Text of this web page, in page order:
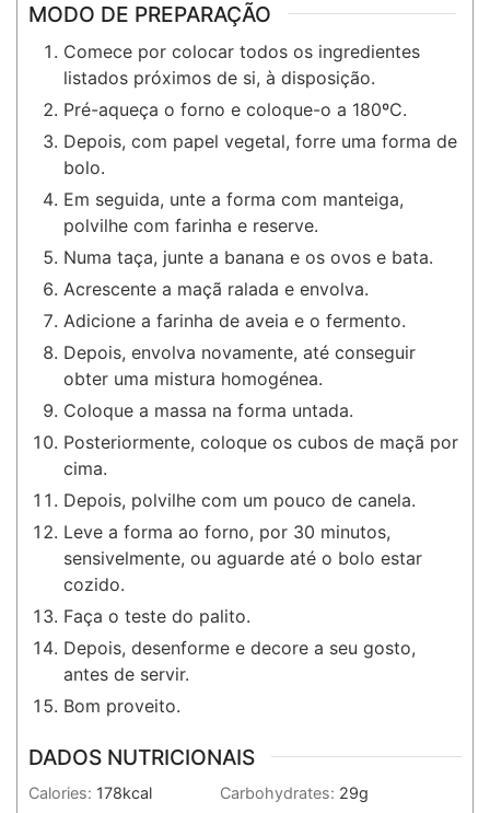
MODO DE PREPARAÇÃO
Comece por colocar todos os ingredientes
listados próximos de si, à disposição.
Pré-aqueça o forno e coloque-o a 180ºC.
Depois, com papel vegetal, forre uma forma de
bolo.
Em seguida, unte a forma com manteiga,
polvilhe com farinha e reserve.
Numa taça, junte a banana e os ovos e bata.
Acrescente a maçã ralada e envolva.
Adicione a farinha de aveia e o fermento.
Depois, envolva novamente, até conseguir
obter uma mistura homogénea.
Coloque a massa na forma untada.
Posteriormente, coloque os cubos de maçã por
cima.
Depois, polvilhe com um pouco de canela.
Leve a forma ao forno, por 30 minutos,
sensivelmente, ou aguarde até o bolo estar
cozido.
Faça o teste do palito.
Depois, desenforme e decore a seu gosto,
antes de servir.
Bom proveito.
DADOS NUTRICIONAIS
Calories: 178kcal Carbohydrates: 29g